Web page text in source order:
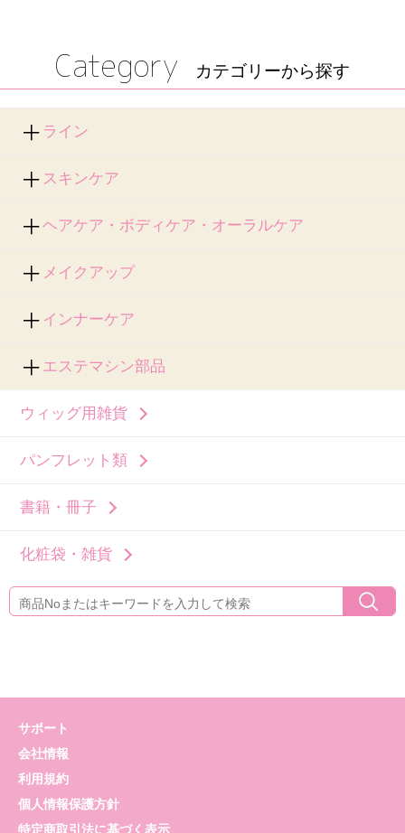
Category カテゴリーから探す
ライン
スキンケア
ヘアケア・ボディケア・オーラルケア
メイクアップ
インナーケア
エステマシン部品
ウィッグ用雑貨
パンフレット類
書籍・冊子
化粧袋・雑貨
サポート
会社情報
利用規約
個人情報保護方針
特定商取引法に基づく表示